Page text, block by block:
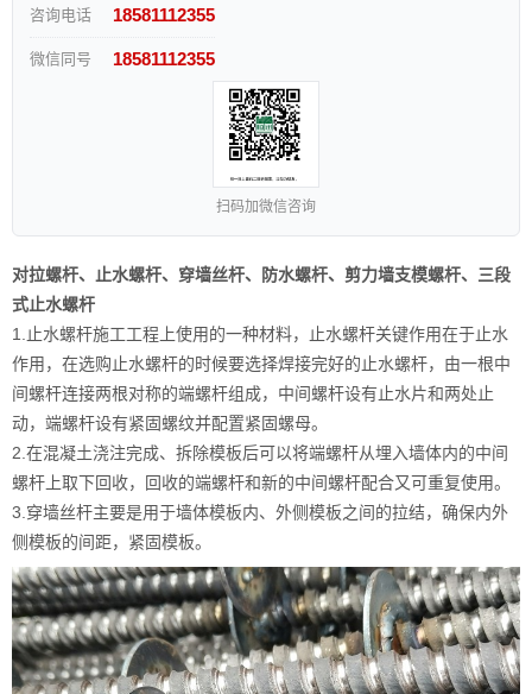
咨询电话 18581112355
微信同号 18581112355
扫码加微信咨询
对拉螺杆、止水螺杆、穿墙丝杆、防水螺杆、剪力墙支模螺杆、三段
式止水螺杆
1.止水螺杆施工工程上使用的一种材料，止水螺杆关键作用在于止水
作用，在选购止水螺杆的时候要选择焊接完好的止水螺杆，由一根中
间螺杆连接两根对称的端螺杆组成，中间螺杆设有止水片和两处止
动，端螺杆设有紧固螺纹并配置紧固螺母。
2.在混凝土浇注完成、拆除模板后可以将端螺杆从埋入墙体内的中间
螺杆上取下回收，回收的端螺杆和新的中间螺杆配合又可重复使用。
3.穿墙丝杆主要是用于墙体模板内、外侧模板之间的拉结，确保内外
侧模板的间距，紧固模板。